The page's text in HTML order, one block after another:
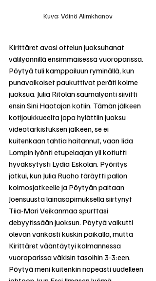
Kuva: Väinö Alimkhanov
Kirittäret avasi ottelun juoksuhanat
välilyönnillä ensimmäisessä vuoroparissa.
Pöytyä tuli kamppailuun ryminällä, kun
punavalkoiset paukuttivat peräti kolme
juoksua. Julia Ritolan saumalyönti siivitti
ensin Sini Haatajan kotiin. Tämän jälkeen
kotijoukkueelta jopa hylättiin juoksu
videotarkistuksen jälkeen, se ei
kuitenkaan tahtia haitannut, vaan Iida
Lompin lyönti etupelaajan yli kotiutti
hyväksytysti Lydia Eskolan. Pyöritys
jatkui, kun Julia Ruoho täräytti pallon
kolmosjatkeelle ja Pöytyän paitaan
Joensuusta lainasopimuksella siirtynyt
Tiia-Mari Veikanmaa spurttasi
debyytissään juoksun. Pöytyä vaikutti
olevan vankasti kuskin paikalla, mutta
Kirittäret vääntäytyi kolmannessa
vuoroparissa väkisin tasoihin 3-3:een.
Pöytyä meni kuitenkin nopeasti uudelleen